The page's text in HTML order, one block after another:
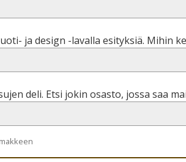
ja design -lavalla esityksiä. Mihin
deli. Etsi jokin osasto, jossa saa